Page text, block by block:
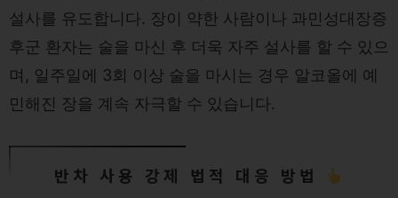
설사를 유도합니다. 장이 약한 사람이나 과민성대장증
후군 환자는 술을 마신 후 더욱 자주 설사를 할 수 있으
며, 일주일에 3회 이상 술을 마시는 경우 알코올에 예
민해진 장을 계속 자극할 수 있습니다.
반차 사용 강제 법적 대응 방법